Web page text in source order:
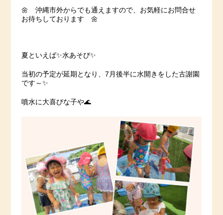
🌼 沖縄市外からでも通えますので、お気軽にお問合せ
お待ちしております 🌼
夏といえば✨水あそび✨
当初の予定が延期となり、7月後半に水開きをした古謝園
です～✨
噴水に大喜びな子や🌊